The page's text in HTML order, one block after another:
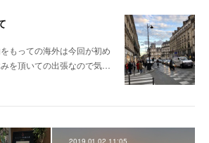
もっての海外は今回が初め
を頂いての出張なので気…
2019.01.02 11:05